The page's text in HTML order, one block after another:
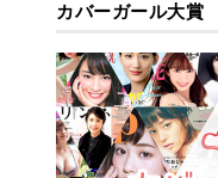
カバーガール大賞